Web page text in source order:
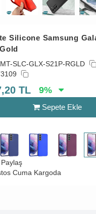
Silicone Samsung
SLC-GLX-S21P-RGLD
TL 9%
Sepete Ekle
Paylaş
Cuma Kargoda